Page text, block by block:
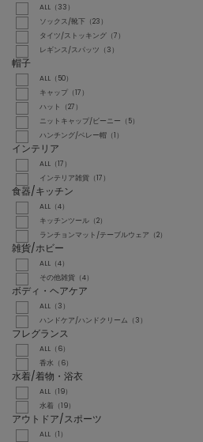
ALL（33）
ソックス/靴下（23）
タイツ/ストッキング（7）
レギンス/スパッツ（3）
帽子
ALL（50）
キャップ（17）
ハット（27）
ニットキャップ/ビーニー（5）
ハンチング/ベレー帽（1）
インテリア
ALL（17）
インテリア雑貨（17）
食器/キッチン
ALL（4）
キッチンツール（2）
ランチョンマット/テーブルウェア（2）
雑貨/ホビー
ALL（4）
その他雑貨（4）
ボディ・ヘアケア
ALL（3）
ハンドケア/ハンドクリーム（3）
フレグランス
ALL（6）
香水（6）
水着/着物・浴衣
ALL（19）
水着（19）
アウトドア/スポーツ
ALL（1）